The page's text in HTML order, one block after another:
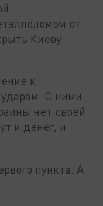
от
Киеву
к
С ними
нет своей
и денег, и
пункта. А